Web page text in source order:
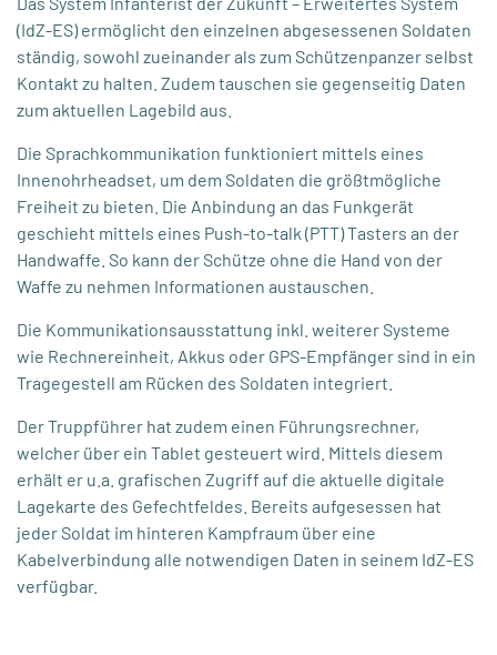
(IdZ-ES) ermöglicht den einzelnen abgesessenen Soldaten
ständig, sowohl zueinander als zum Schützenpanzer selbst
Kontakt zu halten. Zudem tauschen sie gegenseitig Daten
zum aktuellen Lagebild aus.
Die Sprachkommunikation funktioniert mittels eines
Innenohrheadset, um dem Soldaten die größtmögliche
Freiheit zu bieten. Die Anbindung an das Funkgerät
geschieht mittels eines Push-to-talk (PTT) Tasters an der
Handwaffe. So kann der Schütze ohne die Hand von der
Waffe zu nehmen Informationen austauschen.
Die Kommunikationsausstattung inkl. weiterer Systeme
wie Rechnereinheit, Akkus oder GPS-Empfänger sind in ein
Tragegestell am Rücken des Soldaten integriert.
Der Truppführer hat zudem einen Führungsrechner,
welcher über ein Tablet gesteuert wird. Mittels diesem
erhält er u.a. grafischen Zugriff auf die aktuelle digitale
Lagekarte des Gefechtfeldes. Bereits aufgesessen hat
jeder Soldat im hinteren Kampfraum über eine
Kabelverbindung alle notwendigen Daten in seinem IdZ-ES
verfügbar.